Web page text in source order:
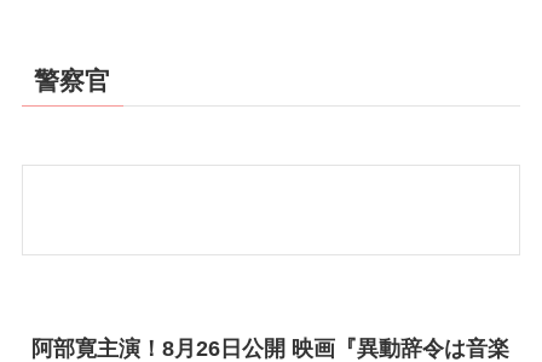
警察官
阿部寛主演！8月26日公開 映画『異動辞令は音楽